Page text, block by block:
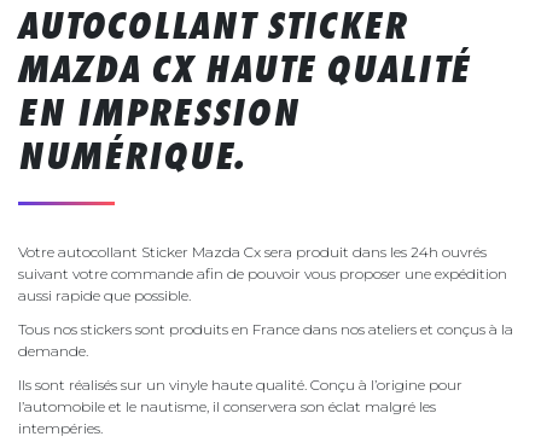
AUTOCOLLANT STICKER
MAZDA CX HAUTE QUALITÉ
EN IMPRESSION
NUMÉRIQUE.
Votre autocollant Sticker Mazda Cx sera produit dans les 24h ouvrés
suivant votre commande afin de pouvoir vous proposer une expédition
aussi rapide que possible.
Tous nos stickers sont produits en France dans nos ateliers et conçus à la
demande.
Ils sont réalisés sur un vinyle haute qualité. Conçu à l’origine pour
l’automobile et le nautisme, il conservera son éclat malgré les
intempéries.